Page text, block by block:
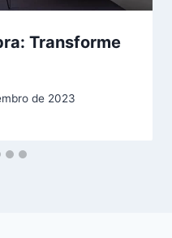
Transforme
de 2023